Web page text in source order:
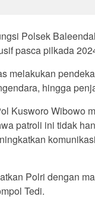
Polsek
pasca pilkada
melakukan
hingga
Kusworo Wibowo
patroli ini tidak
Polri dengan
Tedi.